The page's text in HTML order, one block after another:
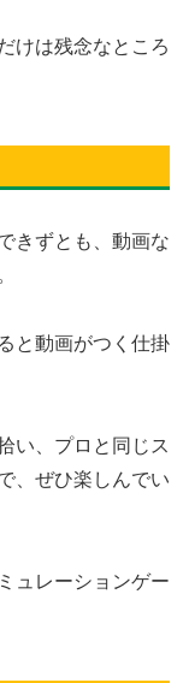
けは残念なところ
きずとも、動画な
と動画がつく仕掛
い、プロと同じス
、ぜひ楽しんでい
ュレーションゲー